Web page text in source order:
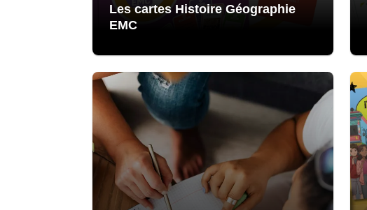
Les cartes Histoire Géographie
EMC